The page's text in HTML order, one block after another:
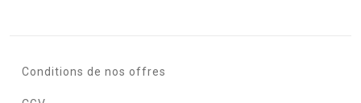
Conditions de nos offres